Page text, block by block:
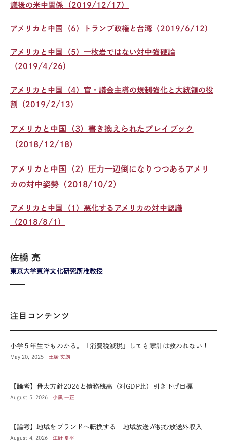
議後の米中関係（2019/12/17）
アメリカと中国（6）トランプ政権と台湾 （2019/6/12）
アメリカと中国（5）一枚岩ではない対中強硬論
（2019/4/26）
アメリカと中国（4）官・議会主導の規制強化と大統領の役
割（2019/2/13）
アメリカと中国（3）書き換えられたプレイブック
（2018/12/18）
アメリカと中国（2）圧力一辺倒になりつつあるアメリ
カの対中姿勢（2018/10/2）
アメリカと中国（1）悪化するアメリカの対中認識
（2018/8/1）
東京大学東洋文化研究所准教授
佐橋 亮
注目コンテンツ
小学５年生でもわかる。「消費税減税」しても家計は救われない！
May 20, 2025 土居 丈朗
【論考】骨太方針2026と債務残高（対GDP比）引き下げ目標
August 5, 2026 小黒 一正
【論考】地域をブランドへ転換する 地域放送が挑む放送外収入
August 4, 2026 江野 夏平